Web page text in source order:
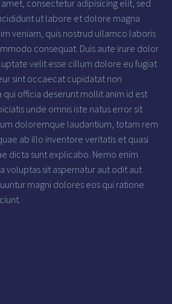
consectetur adipisicing elit, sed
ut labore et dolore magna
veniam, quis nostrud ullamco laboris
consequat. Duis aute irure dolor
velit esse cillum dolore eu fugiat
sint occaecat cupidatat non
qui officia deserunt mollit anim id est
unde omnis iste natus error sit
doloremque laudantium, totam rem
ab illo inventore veritatis et quasi
dicta sunt explicabo. Nemo enim
voluptas sit aspernatur aut odit aut
magni dolores eos qui ratione